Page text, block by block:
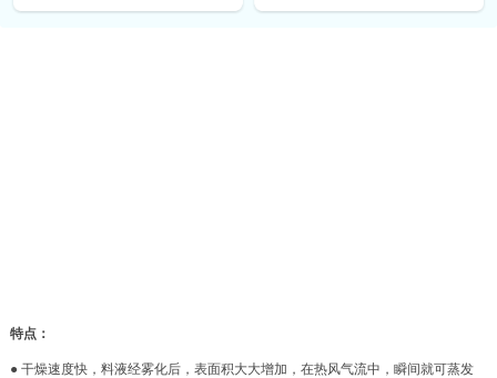
特点：
● 干燥速度快，料液经雾化后，表面积大大增加，在热风气流中，瞬间就可蒸发